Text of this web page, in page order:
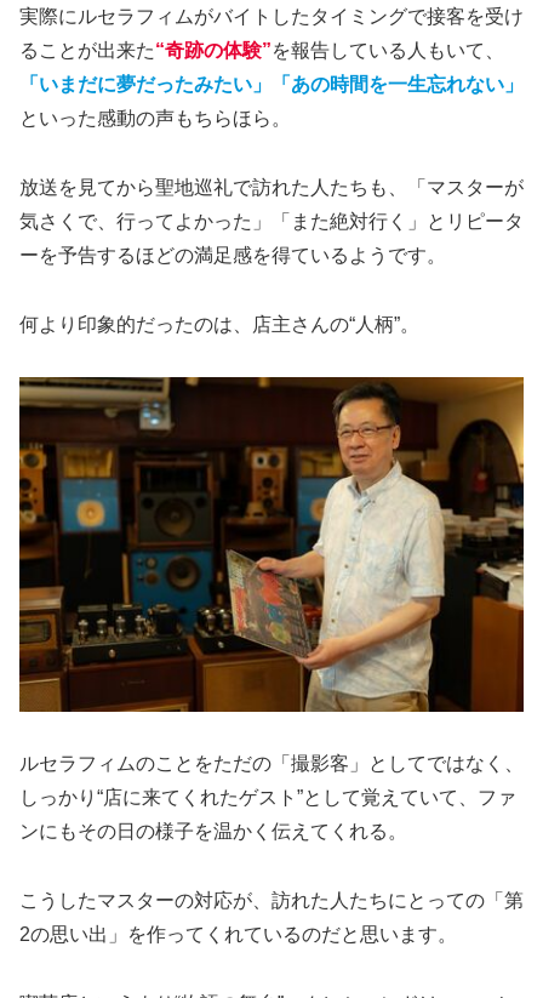
実際にルセラフィムがバイトしたタイミングで接客を受け
ることが出来た“奇跡の体験”を報告している人もいて、
「いまだに夢だったみたい」「あの時間を一生忘れない」
といった感動の声もちらほら。
放送を見てから聖地巡礼で訪れた人たちも、「マスターが
気さくで、行ってよかった」「また絶対行く」とリピータ
ーを予告するほどの満足感を得ているようです。
何より印象的だったのは、店主さんの“人柄”。
ルセラフィムのことをただの「撮影客」としてではなく、
しっかり“店に来てくれたゲスト”として覚えていて、ファ
ンにもその日の様子を温かく伝えてくれる。
こうしたマスターの対応が、訪れた人たちにとっての「第
2の思い出」を作ってくれているのだと思います。